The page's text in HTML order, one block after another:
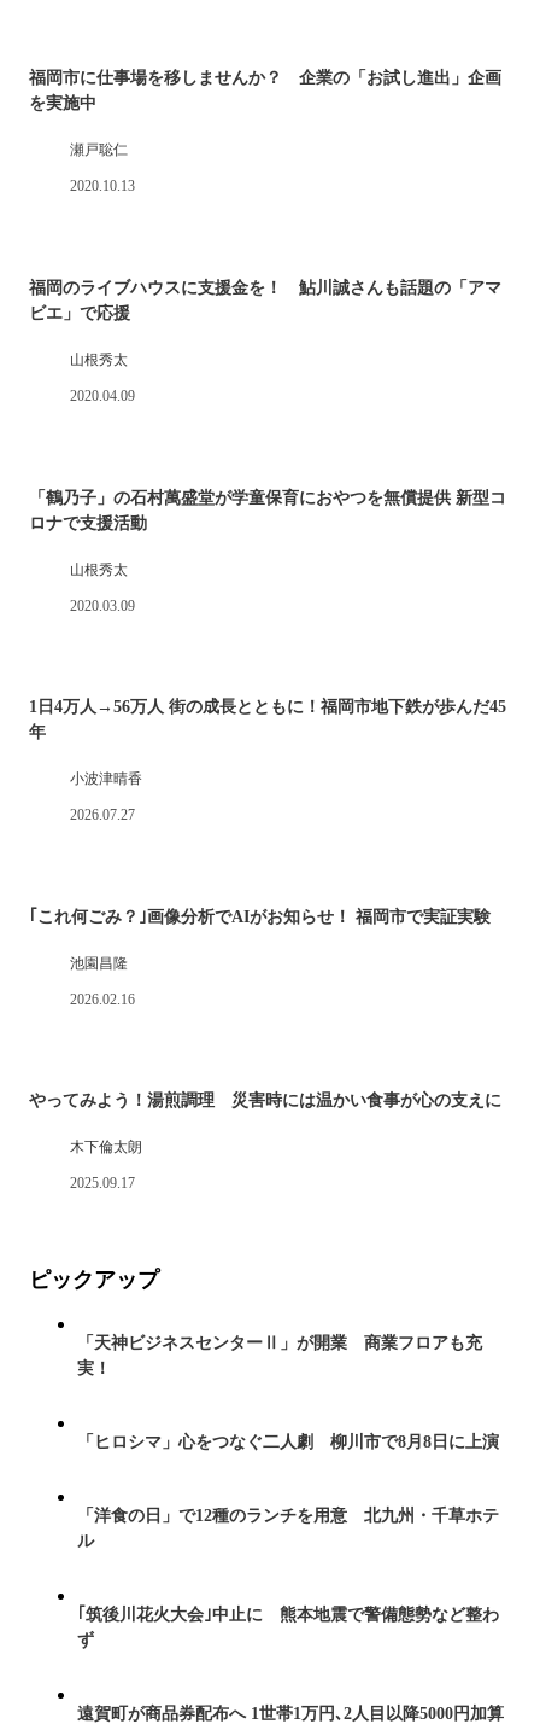
福岡市に仕事場を移しませんか？ 企業の「お試し進出」企画
を実施中
瀬戸聡仁
2020.10.13
福岡のライブハウスに支援金を！ 鮎川誠さんも話題の「アマ
ビエ」で応援
山根秀太
2020.04.09
「鶴乃子」の石村萬盛堂が学童保育におやつを無償提供 新型コ
ロナで支援活動
山根秀太
2020.03.09
1日4万人→56万人 街の成長とともに！福岡市地下鉄が歩んだ45
年
小波津晴香
2026.07.27
｢これ何ごみ？｣画像分析でAIがお知らせ！ 福岡市で実証実験
池園昌隆
2026.02.16
やってみよう！湯煎調理 災害時には温かい食事が心の支えに
木下倫太朗
2025.09.17
ピックアップ
「天神ビジネスセンターⅡ」が開業 商業フロアも充
実！
「ヒロシマ」心をつなぐ二人劇 柳川市で8月8日に上演
「洋食の日」で12種のランチを用意 北九州・千草ホテ
ル
｢筑後川花火大会｣中止に 熊本地震で警備態勢など整わ
ず
遠賀町が商品券配布へ 1世帯1万円､2人目以降5000円加算